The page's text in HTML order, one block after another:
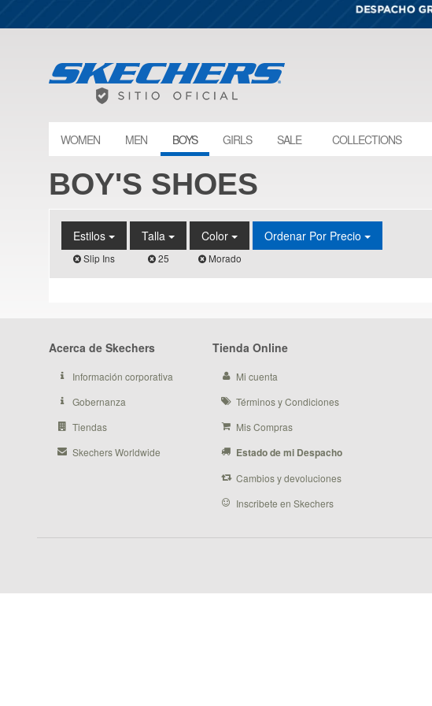
WOMEN MEN BOYS GIRLS SALE COLLECTIONS
BOY'S SHOES
Estilos
Slip Ins
Talla
25
Color
Morado
Ordenar Por Precio
Acerca de Skechers
Información corporativa
Gobernanza
Tiendas
Skechers Worldwide
Tienda Online
Mi cuenta
Términos y Condiciones
Mis Compras
Estado de mi Despacho
Cambios y devoluciones
Inscribete en Skechers